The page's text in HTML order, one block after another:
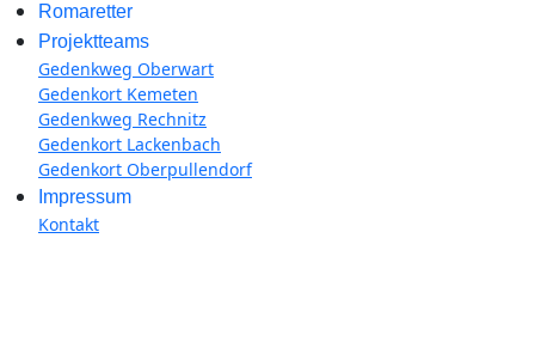
Romaretter
Projektteams
Gedenkweg Oberwart
Gedenkort Kemeten
Gedenkweg Rechnitz
Gedenkort Lackenbach
Gedenkort Oberpullendorf
Impressum
Kontakt